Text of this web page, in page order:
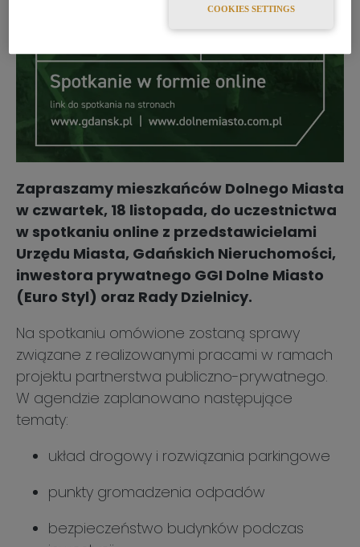
Zapraszamy mieszkańców Dolnego Miasta
w czwartek, 18 listopada, do uczestnictwa
w spotkaniu online z przedstawicielami
Urzędu Miasta, Gdańskich Nieruchomości,
inwestora prywatnego GGI Dolne Miasto
(Euro Styl) oraz Rady Dzielnicy.
Na spotkaniu omówione zostaną sprawy
związane z realizowanymi pracami w ramach
projektu partnerstwa publiczno-prywatnego.
W agendzie zaplanowano następujące
tematy:
układ drogowy i rozwiązania parkingowe
punkty gromadzenia odpadów
bezpieczeństwo budynków podczas
COOKIES SETTINGS